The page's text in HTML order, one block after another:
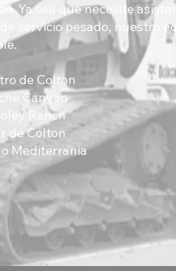
Ya sea que necesite
servicio pesado, nuestro
de Colton
Canyon
Ranch
de Colton
Mediterrania